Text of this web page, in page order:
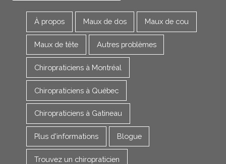
À propos Maux de dos Maux de cou
Maux de tête Autres problèmes
Chiropraticiens à Montréal
Chiropraticiens à Québec
Chiropraticiens à Gatineau
Plus d'informations Blogue
Trouvez un chiropraticien